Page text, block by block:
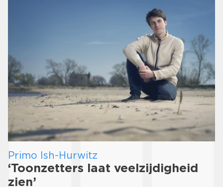
Primo Ish-Hurwitz
‘Toonzetters laat veelzijdigheid
zien’